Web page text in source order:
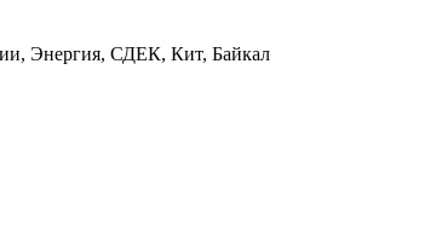
Энергия, СДЕК, Кит, Байкал